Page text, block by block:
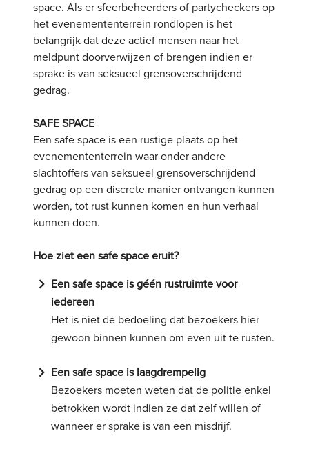
space. Als er sfeerbeheerders of partycheckers op
het evenemententerrein rondlopen is het
belangrijk dat deze actief mensen naar het
meldpunt doorverwijzen of brengen indien er
sprake is van seksueel grensoverschrijdend
gedrag.
SAFE SPACE
Een safe space is een rustige plaats op het
evenemententerrein waar onder andere
slachtoffers van seksueel grensoverschrijdend
gedrag op een discrete manier ontvangen kunnen
worden, tot rust kunnen komen en hun verhaal
kunnen doen.
Hoe ziet een safe space eruit?
navigate_next Een safe space is géén rustruimte voor
iedereen
Het is niet de bedoeling dat bezoekers hier
gewoon binnen kunnen om even uit te rusten.
navigate_next Een safe space is laagdrempelig
Bezoekers moeten weten dat de politie enkel
betrokken wordt indien ze dat zelf willen of
wanneer er sprake is van een misdrijf.